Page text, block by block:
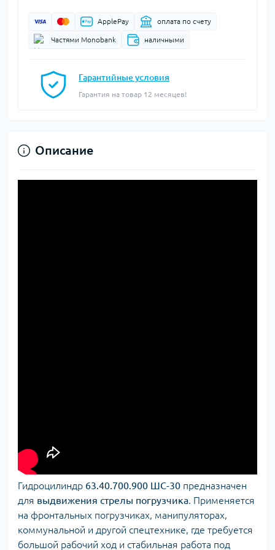
ApplePay оплата по счету
Частями Monobank наличными
Гарантийные условия
Гарантия на товар 12 месяцев!
Описание
Гидроцилиндр 63.40.700.900 ШС-30 предназначен
для выдвижения стрелы погрузчика. Применяется
на фронтальных погрузчиках, манипуляторах,
коммунальной и другой спецтехнике, где требуется
большой рабочий ход и стабильная работа под